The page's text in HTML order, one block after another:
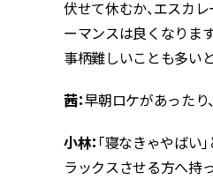
伏せて休むか、エスカ
ーマンスは良くなりま
事柄難しいことも多い
茜：早朝ロケがあったり
小林： 「寝なきゃやばい
ラックスさせる方へ持